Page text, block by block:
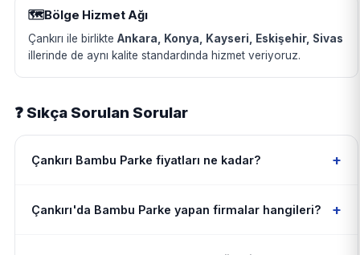
🗺️Bölge Hizmet Ağı
Çankırı ile birlikte Ankara, Konya, Kayseri, Eskişehir, Sivas
illerinde de aynı kalite standardında hizmet veriyoruz.
❓ Sıkça Sorulan Sorular
Çankırı Bambu Parke fiyatları ne kadar? +
Çankırı'da Bambu Parke yapan firmalar hangileri? +